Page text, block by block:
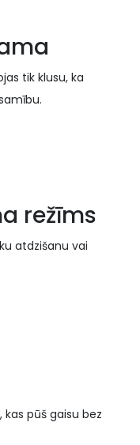
tik klusu, ka
režīms
atdzišanu vai
pūš gaisu bez